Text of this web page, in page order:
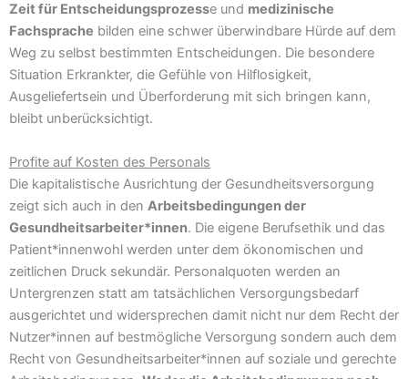
Zeit für Entscheidungsprozesse und medizinische
Fachsprache bilden eine schwer überwindbare Hürde auf dem
Weg zu selbst bestimmten Entscheidungen. Die besondere
Situation Erkrankter, die Gefühle von Hilflosigkeit,
Ausgeliefertsein und Überforderung mit sich bringen kann,
bleibt unberücksichtigt.
Profite auf Kosten des Personals
Die kapitalistische Ausrichtung der Gesundheitsversorgung
zeigt sich auch in den Arbeitsbedingungen der
Gesundheitsarbeiter*innen. Die eigene Berufsethik und das
Patient*innenwohl werden unter dem ökonomischen und
zeitlichen Druck sekundär. Personalquoten werden an
Untergrenzen statt am tatsächlichen Versorgungsbedarf
ausgerichtet und widersprechen damit nicht nur dem Recht der
Nutzer*innen auf bestmögliche Versorgung sondern auch dem
Recht von Gesundheitsarbeiter*innen auf soziale und gerechte